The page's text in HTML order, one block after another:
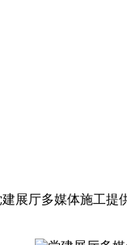
展厅多媒体施工